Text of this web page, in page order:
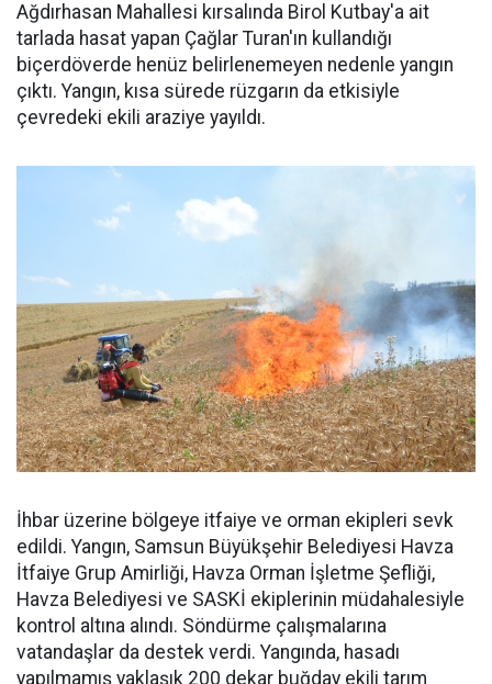
Ağdırhasan Mahallesi kırsalında Birol Kutbay'a ait
tarlada hasat yapan Çağlar Turan'ın kullandığı
biçerdöverde henüz belirlenemeyen nedenle yangın
çıktı. Yangın, kısa sürede rüzgarın da etkisiyle
çevredeki ekili araziye yayıldı.
İhbar üzerine bölgeye itfaiye ve orman ekipleri sevk
edildi. Yangın, Samsun Büyükşehir Belediyesi Havza
İtfaiye Grup Amirliği, Havza Orman İşletme Şefliği,
Havza Belediyesi ve SASKİ ekiplerinin müdahalesiyle
kontrol altına alındı. Söndürme çalışmalarına
vatandaşlar da destek verdi. Yangında, hasadı
yapılmamış yaklaşık 200 dekar buğday ekili tarım